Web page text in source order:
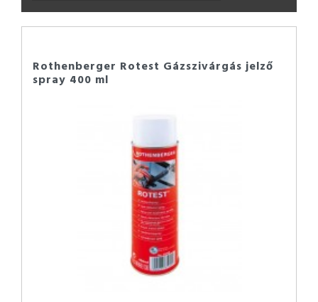
Rothenberger Rotest Gázszivárgás jelző
spray 400 ml